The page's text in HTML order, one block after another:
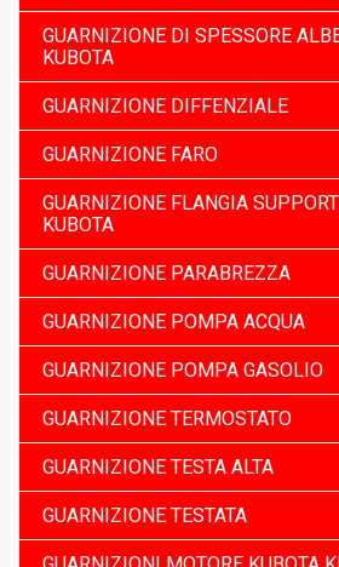
GUARNIZIONE DI SPESSORE
KUBOTA
GUARNIZIONE DIFFENZIALE
GUARNIZIONE FARO
GUARNIZIONE FLANGIA
KUBOTA
GUARNIZIONE PARABREZZA
GUARNIZIONE POMPA ACQUA
GUARNIZIONE POMPA GASOLIO
GUARNIZIONE TERMOSTATO
GUARNIZIONE TESTA ALTA
GUARNIZIONE TESTATA